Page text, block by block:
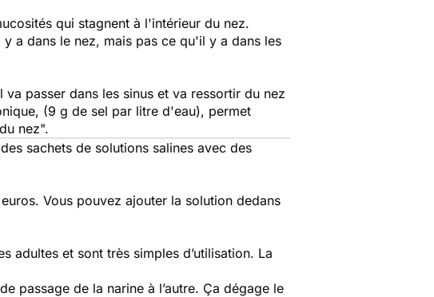
qui stagnent à l'intérieur du nez.
a dans le nez, mais pas ce qu'il y a dans les
passer dans les sinus et va ressortir du nez
(9 g de sel par litre d'eau), permet
nez".
sachets de solutions salines avec des
Vous pouvez ajouter la solution dedans
adultes et sont très simples d’utilisation. La
passage de la narine à l’autre. Ça dégage le